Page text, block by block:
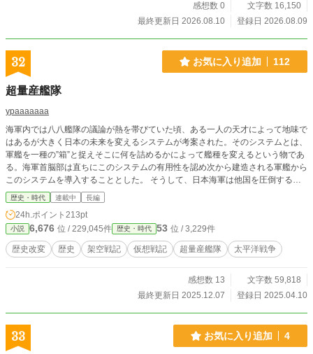
妹の存在を唯一の光として息を潜めていた。 やがて、虚飾に
満ちた帝都の大地を、人智を超えた未曾有の大災厄が引き裂
ちは、『幻燈花』に描かれた己の姿に魂を震わせ、今度こそ
後悔のない『真実の人生』を生き抜くため、業火の中へと飛
感想数 0
文字数 16,150
最終更新日 2026.08.10
登録日 2026.08.09
32 お気に入り追加 112
超量産艦隊
ypaaaaaaa
海軍内では八八艦隊の議論が熱を帯びていた頃、ある一人の天才によって地味で
はあるが大きく日本の未来を変えるシステムが考案された。そのシステムとは、
軍艦を一種の”箱”と捉えそこに何を詰めるかによって艦種を変えるという物であ
る。海軍首脳部は直ちにこのシステムの有用性を認め次から建造される軍艦から
このシステムを導入することとした。 そうして、日本海軍は他国を圧倒する量
産性を確保し戦雲渦巻く世界に漕ぎ出していく… こういうの書く予定がある…
程度に考えてもらうと幸いです！
歴史・時代 連載中 長編
24h.ポイント 213pt
小説 6,676 位 / 229,045件 歴史・時代 53 位 / 3,229件
歴史改変 歴史 架空戦記 仮想戦記 超量産艦隊 太平洋戦争
感想数 13
文字数 59,818
最終更新日 2025.12.07
登録日 2025.04.10
33 お気に入り追加 4